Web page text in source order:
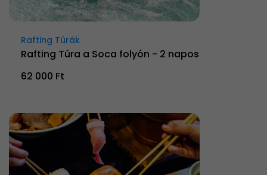
Rafting Túrák
Rafting Túra a Soca folyón - 2 napos
62 000 Ft